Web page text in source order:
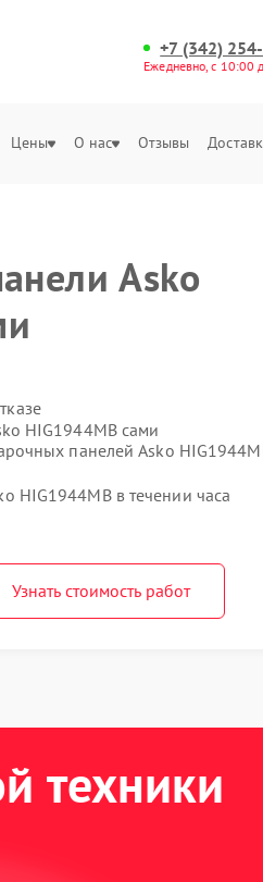
+7 (342)
Ежедневно, с 10:00
Цены О нас Отзывы
Asko
HIG1944MB сами
панелей Asko
HIG1944MB в течении часа
Узнать стоимость работ
техники